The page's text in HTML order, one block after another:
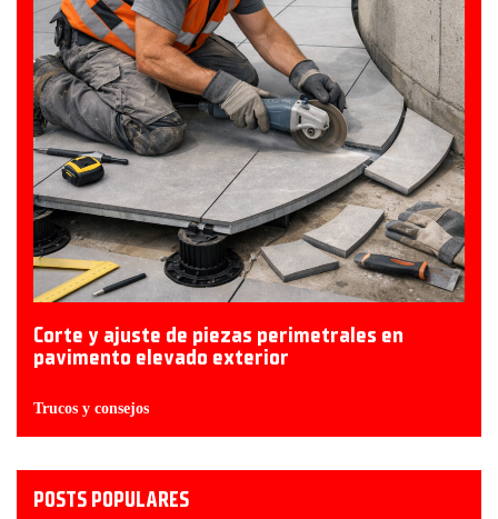
Corte y ajuste de piezas perimetrales en
pavimento elevado exterior
Trucos y consejos
POSTS POPULARES